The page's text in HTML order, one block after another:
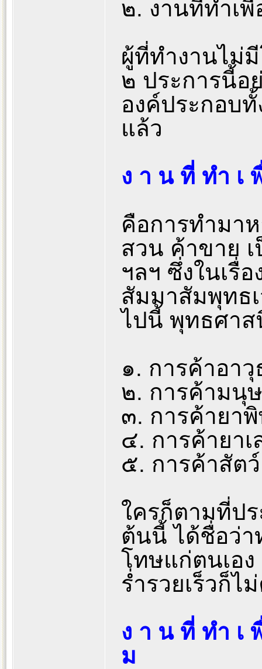
๒. งานที่ทำเ
ผู้ที่ทำงานไม่
๒ ประการนี้อ
องค์ประกอบ
แล้ว
ง า น ที่ ทำ เ
คือการทำมา
สวน ค้าขาย
ฯลฯ ซึ่งในเรื่
สัมมาสัมพุทธ
ไปนี้ พุทธศา
๑. การค้าอาวุ
๒. การค้ามนุ
๓. การค้ายา
๔. การค้ายา
๕. การค้าสัต
ใครก็ตามที่ป
ต้นนี้ ได้ชื่อว่า
โทษแก่ตนเอ
ร่ำรวยเร็วก็
ง า น ที่ ทำ เ
ม